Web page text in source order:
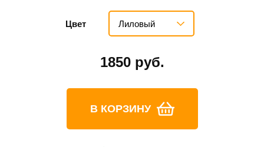
Цвет Лиловый
1850 руб.
В КОРЗИНУ